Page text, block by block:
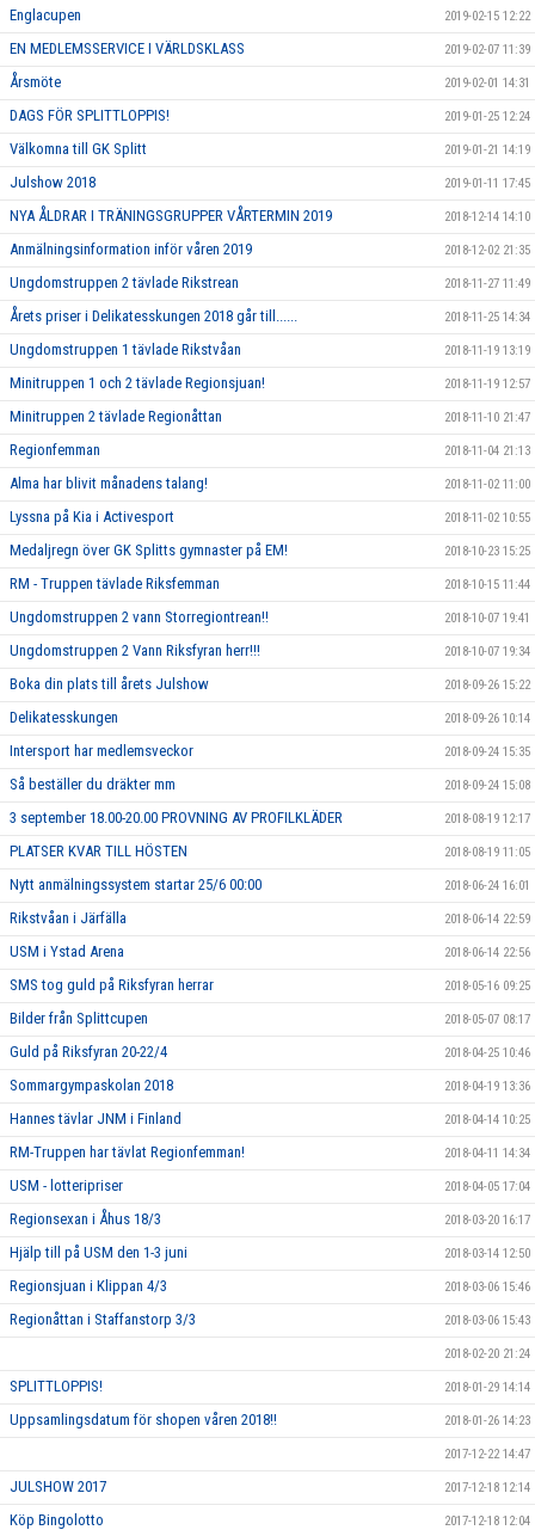
Englacupen 2019-02-15 12:22
EN MEDLEMSSERVICE I VÄRLDSKLASS 2019-02-07 11:39
Årsmöte 2019-02-01 14:31
DAGS FÖR SPLITTLOPPIS! 2019-01-25 12:24
Välkomna till GK Splitt 2019-01-21 14:19
Julshow 2018 2019-01-11 17:45
NYA ÅLDRAR I TRÄNINGSGRUPPER VÅRTERMIN 2019 2018-12-14 14:10
Anmälningsinformation inför våren 2019 2018-12-02 21:35
Ungdomstruppen 2 tävlade Rikstrean 2018-11-27 11:49
Årets priser i Delikatesskungen 2018 går till...... 2018-11-25 14:34
Ungdomstruppen 1 tävlade Rikstvåan 2018-11-19 13:19
Minitruppen 1 och 2 tävlade Regionsjuan! 2018-11-19 12:57
Minitruppen 2 tävlade Regionåttan 2018-11-10 21:47
Regionfemman 2018-11-04 21:13
Alma har blivit månadens talang! 2018-11-02 11:00
Lyssna på Kia i Activesport 2018-11-02 10:55
Medaljregn över GK Splitts gymnaster på EM! 2018-10-23 15:25
RM - Truppen tävlade Riksfemman 2018-10-15 11:44
Ungdomstruppen 2 vann Storregiontrean!! 2018-10-07 19:41
Ungdomstruppen 2 Vann Riksfyran herr!!! 2018-10-07 19:34
Boka din plats till årets Julshow 2018-09-26 15:22
Delikatesskungen 2018-09-26 10:14
Intersport har medlemsveckor 2018-09-24 15:35
Så beställer du dräkter mm 2018-09-24 15:08
3 september 18.00-20.00 PROVNING AV PROFILKLÄDER 2018-08-19 12:17
PLATSER KVAR TILL HÖSTEN 2018-08-19 11:05
Nytt anmälningssystem startar 25/6 00:00 2018-06-24 16:01
Rikstvåan i Järfälla 2018-06-14 22:59
USM i Ystad Arena 2018-06-14 22:56
SMS tog guld på Riksfyran herrar 2018-05-16 09:25
Bilder från Splittcupen 2018-05-07 08:17
Guld på Riksfyran 20-22/4 2018-04-25 10:46
Sommargympaskolan 2018 2018-04-19 13:36
Hannes tävlar JNM i Finland 2018-04-14 10:25
RM-Truppen har tävlat Regionfemman! 2018-04-11 14:34
USM - lotteripriser 2018-04-05 17:04
Regionsexan i Åhus 18/3 2018-03-20 16:17
Hjälp till på USM den 1-3 juni 2018-03-14 12:50
Regionsjuan i Klippan 4/3 2018-03-06 15:46
Regionåttan i Staffanstorp 3/3 2018-03-06 15:43
2018-02-20 21:24
SPLITTLOPPIS! 2018-01-29 14:14
Uppsamlingsdatum för shopen våren 2018!! 2018-01-26 14:23
2017-12-22 14:47
JULSHOW 2017 2017-12-18 12:14
Köp Bingolotto 2017-12-18 12:04